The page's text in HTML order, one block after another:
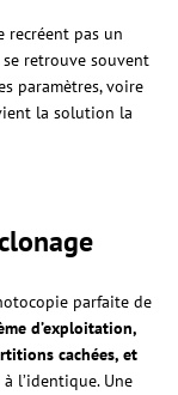
recréent pas un
retrouve souvent
paramètres, voire
la solution la
parfaite de
d’exploitation,
cachées, et
l’identique. Une